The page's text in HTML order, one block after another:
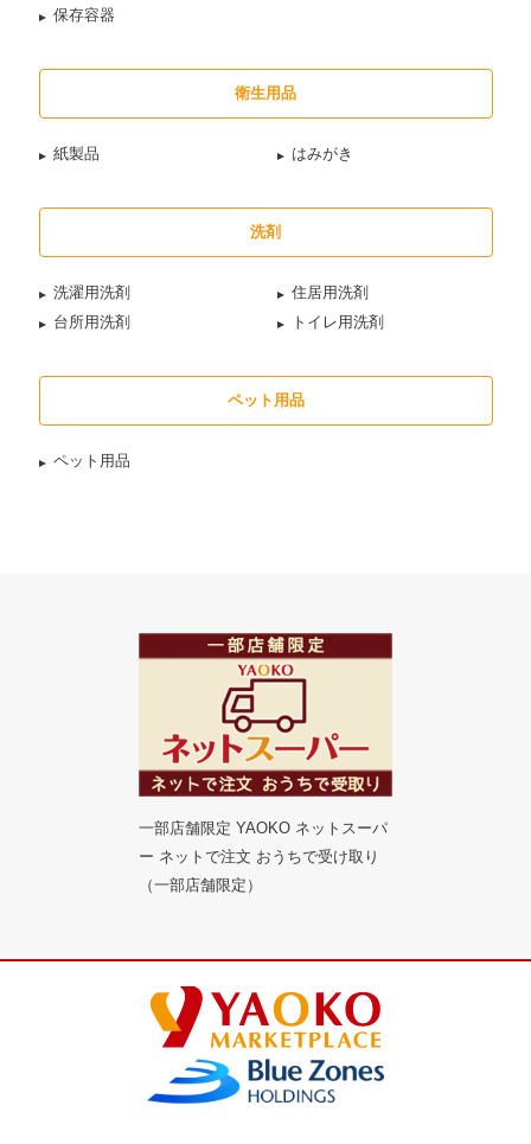
保存容器
衛生用品
紙製品 はみがき
洗剤
洗濯用洗剤
住居用洗剤
台所用洗剤
トイレ用洗剤
ペット用品
ペット用品
一部店舗限定 YAOKO ネットスーパ
ー ネットで注文 おうちで受け取り
（一部店舗限定）